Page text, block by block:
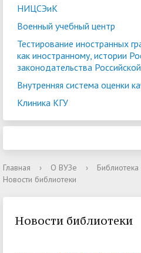
НИЦСЭиК
Военный учебный центр
Тестирование иностранных
как иностранному, истории
законодательства
Внутренняя система оценки
Клиника КГУ
Главная › О ВУЗе › Библиотека
Новости библиотеки
Новости библиотеки